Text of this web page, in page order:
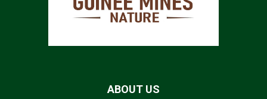
ABOUT US